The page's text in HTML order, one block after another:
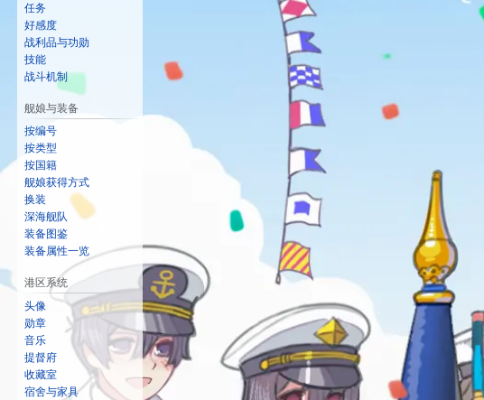
任务
好感度
战利品与功勋
技能
战斗机制
舰娘与装备
按编号
按类型
按国籍
舰娘获得方式
换装
深海舰队
装备图鉴
装备属性一览
港区系统
头像
勋章
音乐
提督府
收藏室
宿舍与家具